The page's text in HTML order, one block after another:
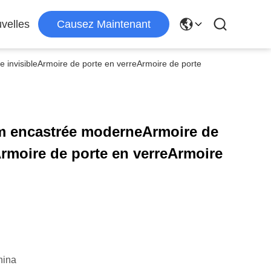
Causez Maintenant
invisibleArmoire de porte en verreArmoire de porte
encastrée moderneArmoire de
de porte en verreArmoire